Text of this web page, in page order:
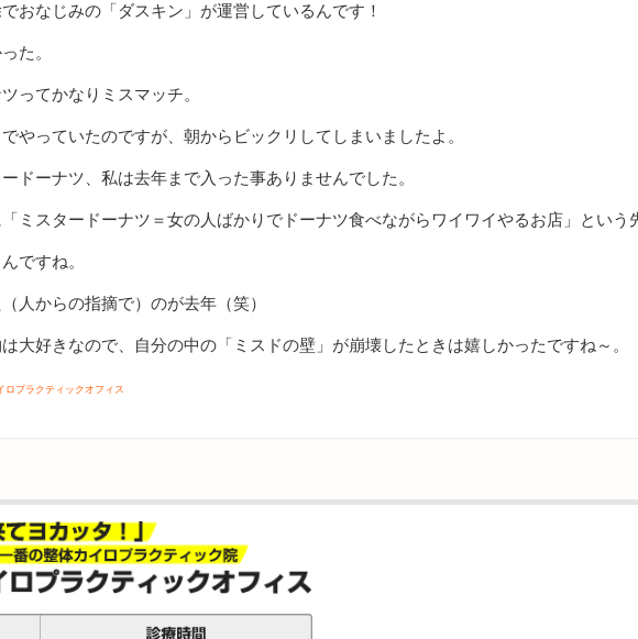
おなじみの「ダスキン」が運営しているんです！
た。
ってかなりミスマッチ。
やっていたのですが、朝からビックリしてしまいましたよ。
ドーナツ、私は去年まで入った事ありませんでした。
ミスタードーナツ＝女の人ばかりでドーナツ食べながらワイワイやるお店」という
ですね。
人からの指摘で）のが去年（笑）
大好きなので、自分の中の「ミスドの壁」が崩壊したときは嬉しかったですね～。
プラクティックオフィス